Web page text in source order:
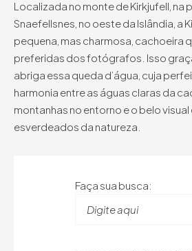
Localizada no monte de Kirkjufell, na
Snaefellsnes, no oeste da Islândia, a
pequena, mas charmosa, cachoeira
preferidas dos fotógrafos. Isso
abriga essa queda d’água, cuja
harmonia entre as águas claras da
montanhas no entorno e o belo visual
esverdeados da natureza.
Faça sua busca: